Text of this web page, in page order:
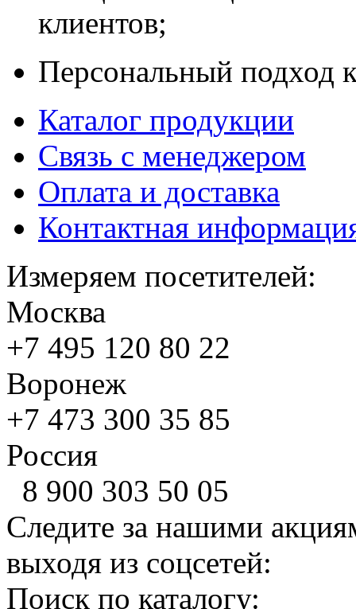
клиентов;
Персональный подход
Каталог продукции
Связь с менеджером
Оплата и доставка
Контактная
Измеряем посетителей:
Москва
+7 495 120 80 22
Воронеж
+7 473 300 35 85
Россия
8 900 303 50 05
Следите за нашими
выходя из соцсетей:
Поиск по каталогу: